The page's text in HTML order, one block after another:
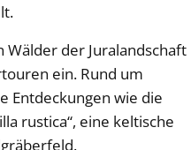
der Juralandschaft
ein. Rund um
Entdeckungen wie die
rustica“, eine keltische